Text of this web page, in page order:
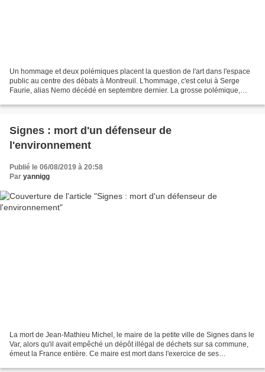
Un hommage et deux polémiques placent la question de l'art dans l'espace
public au centre des débats à Montreuil. L'hommage, c'est celui à Serge
Faurie, alias Nemo décédé en septembre dernier. La grosse polémique,
Signes : mort d'un défenseur de
l'environnement
Publié le 06/08/2019 à 20:58
Par yannigg
La mort de Jean-Mathieu Michel, le maire de la petite ville de Signes dans le
Var, alors qu'il avait empêché un dépôt illégal de déchets sur sa commune,
émeut la France entière. Ce maire est mort dans l'exercice de ses